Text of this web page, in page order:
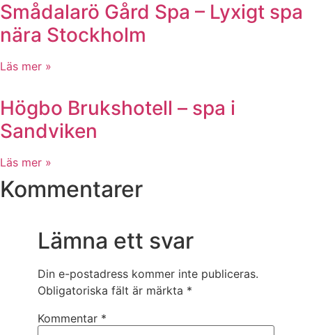
Smådalarö Gård Spa – Lyxigt spa
nära Stockholm
Läs mer »
Högbo Brukshotell – spa i
Sandviken
Läs mer »
Kommentarer
Lämna ett svar
Din e-postadress kommer inte publiceras.
Obligatoriska fält är märkta *
Kommentar *